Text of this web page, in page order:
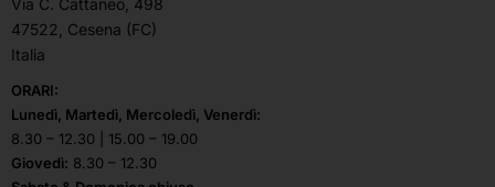
47522, Cesena (FC)
Italia
ORARI:
Lunedì, Martedì, Mercoledì, Venerdì:
8.30 – 12.30 | 15.00 – 19.00
Giovedì: 8.30 – 12.30